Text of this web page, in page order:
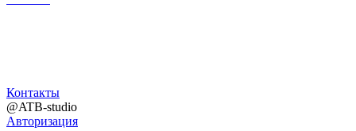
Контакты
@ATB-studio
Авторизация